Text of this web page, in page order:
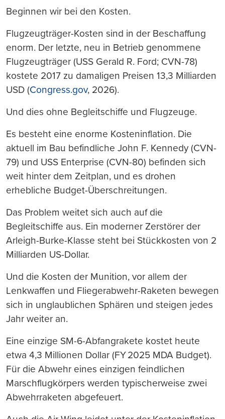
Beginnen wir bei den Kosten.
Flugzeugträger-Kosten sind in der Beschaffung
enorm. Der letzte, neu in Betrieb genommene
Flugzeugträger (USS Gerald R. Ford; CVN-78)
kostete 2017 zu damaligen Preisen 13,3 Milliarden
USD (Congress.gov, 2026).
Und dies ohne Begleitschiffe und Flugzeuge.
Es besteht eine enorme Kosteninflation. Die
aktuell im Bau befindliche John F. Kennedy (CVN-
79) und USS Enterprise (CVN-80) befinden sich
weit hinter dem Zeitplan, und es drohen
erhebliche Budget-Überschreitungen.
Das Problem weitet sich auch auf die
Begleitschiffe aus. Ein moderner Zerstörer der
Arleigh-Burke-Klasse steht bei Stückkosten von 2
Milliarden US-Dollar.
Und die Kosten der Munition, vor allem der
Lenkwaffen und Fliegerabwehr-Raketen bewegen
sich in unglaublichen Sphären und steigen jedes
Jahr weiter an.
Eine einzige SM-6-Abfangrakete kostet heute
etwa 4,3 Millionen Dollar (FY 2025 MDA Budget).
Für die Abwehr eines einzigen feindlichen
Marschflugkörpers werden typischerweise zwei
Abwehrraketen abgefeuert.